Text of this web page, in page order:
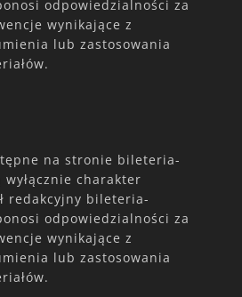
odpowiedzialności za
wynikające z
lub zastosowania
na stronie bileteria-
charakter
redakcyjny bileteria-
odpowiedzialności za
wynikające z
lub zastosowania